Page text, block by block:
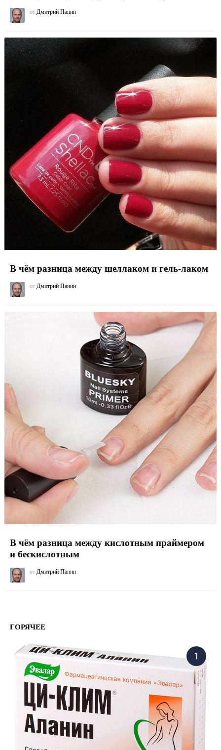
от Дмитрий Панин
В чём разница между шеллаком и гель-лаком
от Дмитрий Панин
В чём разница между кислотным праймером
и бескислотным
от Дмитрий Панин
ГОРЯЧЕЕ